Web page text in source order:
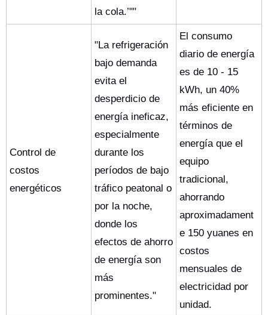
la cola.’""
Control de
costos
energéticos
"La refrigeración
bajo demanda
evita el
desperdicio de
energía ineficaz,
especialmente
durante los
períodos de bajo
tráfico peatonal o
por la noche,
donde los
efectos de ahorro
de energía son
más
prominentes."
El consumo
diario de energía
es de 10 - 15
kWh, un 40%
más eficiente en
términos de
energía que el
equipo
tradicional,
ahorrando
aproximadament
e 150 yuanes en
costos
mensuales de
electricidad por
unidad.